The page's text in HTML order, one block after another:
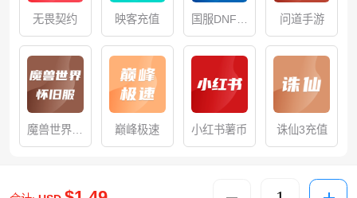
无畏契约 映客充值
国服DNF端
游点券
问道手游
魔兽世界怀
旧服
巅峰极速 小红书薯币 诛仙3充值